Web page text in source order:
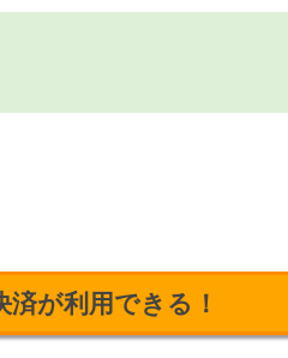
が利用できる！